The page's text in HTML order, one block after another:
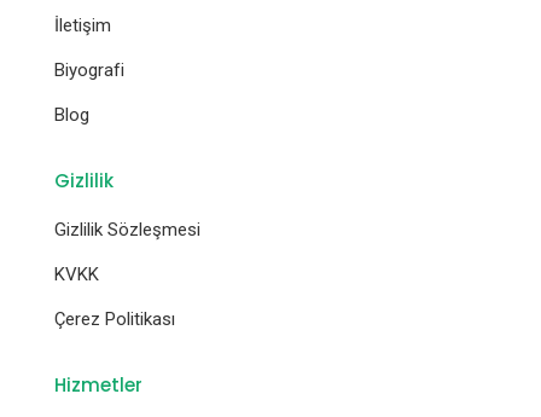
İletişim
Biyografi
Blog
Gizlilik
Gizlilik Sözleşmesi
KVKK
Çerez Politikası
Hizmetler